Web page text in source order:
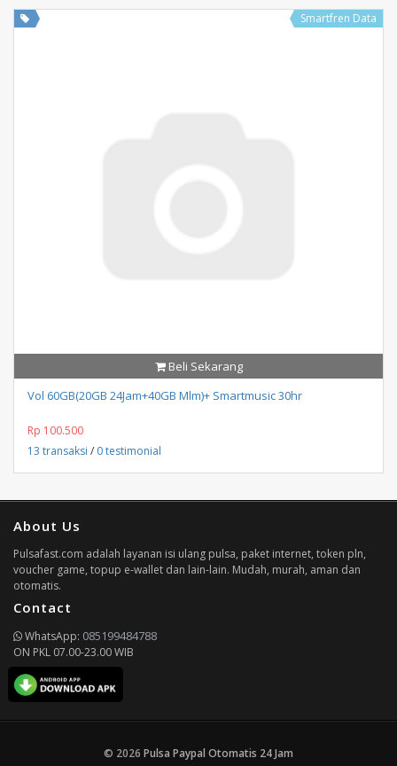
Smartfren Data
Beli Sekarang
Vol 60GB(20GB 24Jam+40GB Mlm)+ Smartmusic 30hr
Rp 100.500
13 transaksi / 0 testimonial
About Us
Pulsafast.com adalah layanan isi ulang pulsa, paket internet, token pln,
voucher game, topup e-wallet dan lain-lain. Mudah, murah, aman dan
otomatis.
Contact
WhatsApp: 085199484788
ON PKL 07.00-23.00 WIB
© 2026 Pulsa Paypal Otomatis 24 Jam